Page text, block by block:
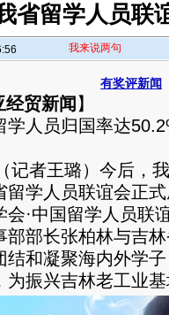
省留学人员联
我来说两句
有奖评新闻
贸新闻 】
人员归国率达
者王璐）今后，我
留学人员联谊会正
会·中国留学人员联
部部长张柏林与吉
结和凝聚海内外学
为振兴吉林老工业